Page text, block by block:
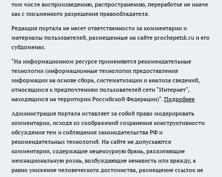
том числе воспроизведению, распространению, переработке не иначе
как с письменного разрешения правообладателя.
Редакция портала не несет ответственности за комментарии и
материалы пользователей, размещенные на сайте prochepetsk.ru и его
субдоменах.
"На информационном ресурсе применяются рекомендательные
технологии (информационные технологии предоставления
информации на основе сбора, систематизации и анализа сведений,
относящихся к предпочтениям пользователей сети "Интернет",
находящихся на территории Российской Федерации)". Подробнее
Администрация портала оставляет за собой право модерировать
комментарии, исходя из соображений сохранения конструктивности
обсуждения тем и соблюдения законодательства РФ и
рекомендательных технологий. На сайте не допускаются
комментарии, содержащие нецензурную брань, разжигающие
межнациональную рознь, возбуждающие ненависть или вражду, а
равно унижение человеческого достоинства, размещение ссылок не